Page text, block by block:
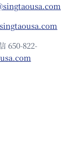
650-822-